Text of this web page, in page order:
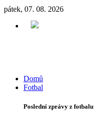
pátek, 07. 08. 2026
Domů
Fotbal
Poslední zprávy z fotbalu